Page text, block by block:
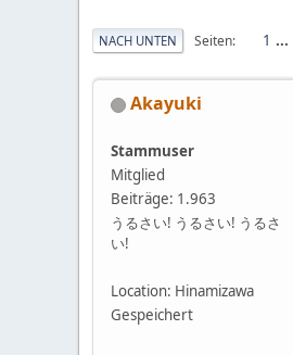
NACH UNTEN Seiten 1 ...
Akayuki
Stammuser
Mitglied
Beiträge: 1.963
うるさい! うるさい! うるさ
い!
Location: Hinamizawa
Gespeichert